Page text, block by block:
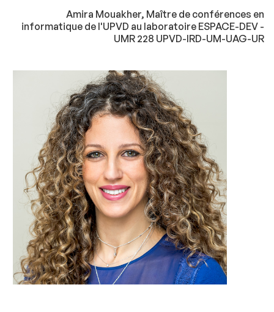
Amira Mouakher, Maître de conférences en
informatique de l'UPVD au laboratoire ESPACE-DEV -
UMR 228 UPVD-IRD-UM-UAG-UR